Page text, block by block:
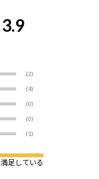
3.9
(2)
(4)
(0)
(0)
(1)
満足している